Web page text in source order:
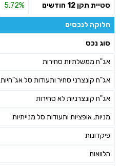
סטיית תקן 12 חודשים 5.72%
חלוקה לנכסים
סוג נכס
אג"ח ממשלתיות סחירות
אג"ח קונצרני סחיר ותעודות סל אג"חיות
אג"ח קונצרניות לא סחירות
מניות, אופציות ותעודות סל מנייתיות
פיקדונות
הלוואות